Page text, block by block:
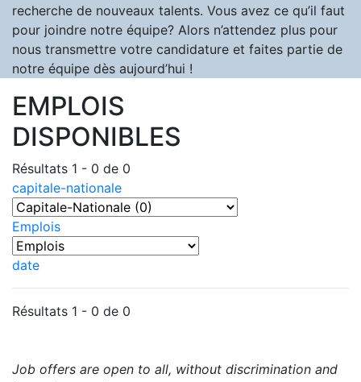
recherche de nouveaux talents. Vous avez ce qu’il faut
pour joindre notre équipe? Alors n’attendez plus pour
nous transmettre votre candidature et faites partie de
notre équipe dès aujourd’hui !
EMPLOIS
DISPONIBLES
Résultats 1 - 0 de 0
capitale-nationale
Emplois
date
Résultats 1 - 0 de 0
Job offers are open to all, without discrimination and